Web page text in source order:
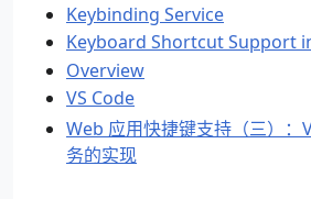
Keybinding Service
Keyboard Shortcut Support
Overview
VS Code
Web 应用快捷键支持（三）：
务的实现